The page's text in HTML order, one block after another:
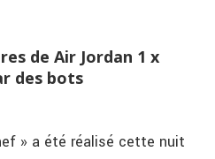
de Air Jordan 1 x
des bots
» a été réalisé cette nuit